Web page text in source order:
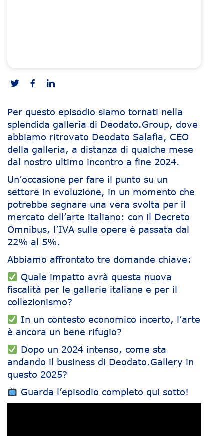
Per questo episodio siamo tornati nella
splendida galleria di Deodato.Group, dove
abbiamo ritrovato Deodato Salafia, CEO
della galleria, a distanza di qualche mese
dal nostro ultimo incontro a fine 2024.
Un’occasione per fare il punto su un
settore in evoluzione, in un momento che
potrebbe segnare una vera svolta per il
mercato dell’arte italiano: con il Decreto
Omnibus, l’IVA sulle opere è passata dal
22% al 5%.
Abbiamo affrontato tre domande chiave:
Quale impatto avrà questa nuova
fiscalità per le gallerie italiane e per il
collezionismo?
In un contesto economico incerto, l’arte
è ancora un bene rifugio?
Dopo un 2024 intenso, come sta
andando il business di Deodato.Gallery in
questo 2025?
Guarda l’episodio completo qui sotto!